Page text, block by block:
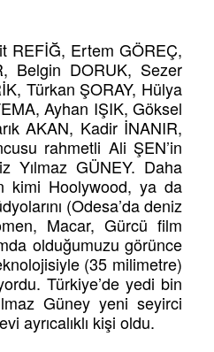
REFİĞ, Ertem GÖREÇ,
Belgin DORUK, Sezer
Türkan ŞORAY, Hülya
Ayhan IŞIK, Göksel
AKAN, Kadir İNANIR,
rahmetli Ali ŞEN’in
Yılmaz GÜNEY. Daha
kimi Hoolywood, ya da
(Odesa’da deniz
Macar, Gürcü film
olduğumuzu görünce
(35 milimetre)
Türkiye’de yedi bin
Güney yeni seyirci
ayrıcalıklı kişi oldu.